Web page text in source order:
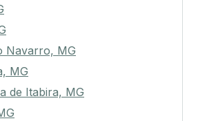
Navarro, MG
MG
de Itabira, MG